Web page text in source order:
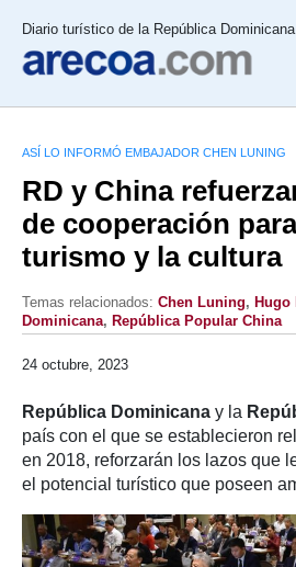
Diario turístico de la República Dominicana
ASÍ LO INFORMÓ EMBAJADOR CHEN LUNING
RD y China
de cooperación
turismo y la cultura
Temas relacionados: Chen Luning, Hugo
Dominicana, República Popular China
24 octubre, 2023
República Dominicana y la
país con el que se establecieron
en 2018, reforzarán los lazos que
el potencial turístico que poseen